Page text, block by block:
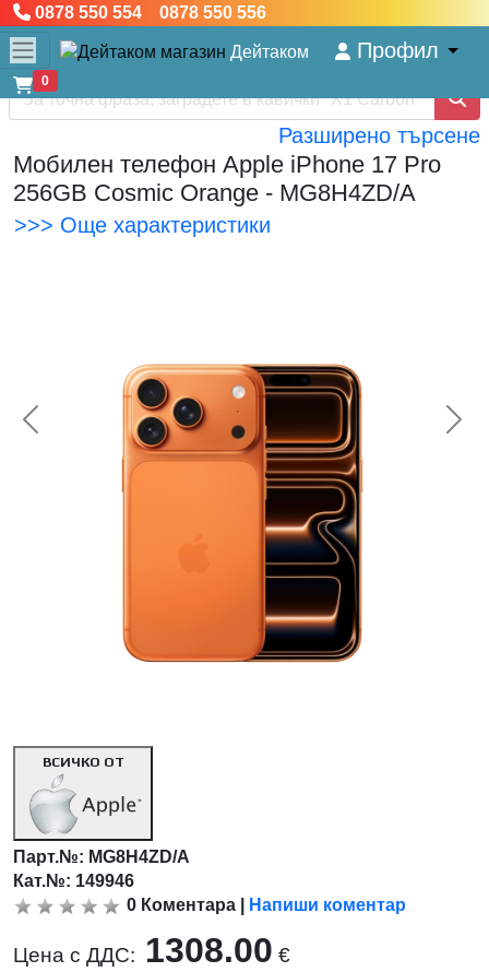
0878 550 554 0878 550 556
Дейтаком Профил
0
Разширено търсене
Мобилен телефон Apple iPhone 17 Pro
256GB Cosmic Orange - MG8H4ZD/A
>>> Още характеристики
<< Предишна
ВСИЧКО ОТ
Парт.№: MG8H4ZD/A
Кат.№: 149946
0 Коментара Напиши коментар
Цена с ДДС: 1308.00 €